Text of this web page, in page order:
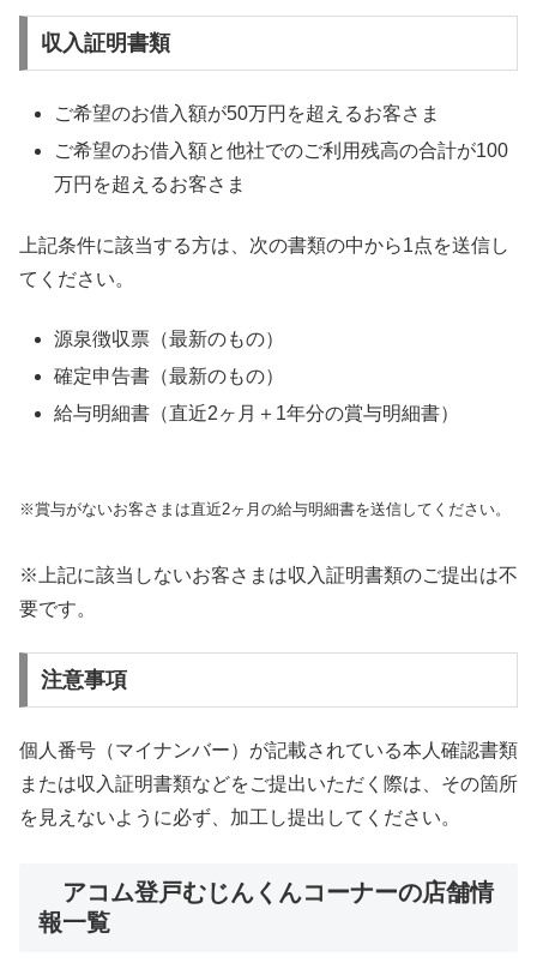
収入証明書類
ご希望のお借入額が50万円を超えるお客さま
ご希望のお借入額と他社でのご利用残高の合計が100
万円を超えるお客さま
上記条件に該当する方は、次の書類の中から1点を送信し
てください。
源泉徴収票（最新のもの）
確定申告書（最新のもの）
給与明細書（直近2ヶ月＋1年分の賞与明細書）
※賞与がないお客さまは直近2ヶ月の給与明細書を送信してください。
※上記に該当しないお客さまは収入証明書類のご提出は不
要です。
注意事項
個人番号（マイナンバー）が記載されている本人確認書類
または収入証明書類などをご提出いただく際は、その箇所
を見えないように必ず、加工し提出してください。
アコム登戸むじんくんコーナーの店舗情
報一覧